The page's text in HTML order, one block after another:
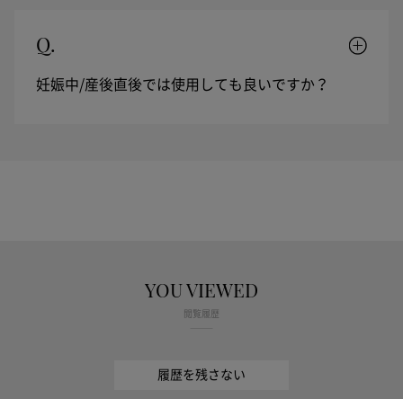
Q.
妊娠中/産後直後では使用しても良いですか？
YOU VIEWED
閲覧履歴
履歴を残さない